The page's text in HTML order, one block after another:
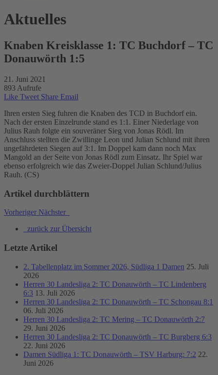
Aktuelles
Knaben Kreisklasse 1: TC Buchdorf – TC
Donauwörth 1:5
21. Juni 2021
893 Aufrufe
Like Tweet Share Email
Ihren ersten Sieg fuhren die Knaben des TCD in Buchdorf ein.
Nach der ersten Einzelrunde stand es 1:1. Einer Niederlage von
Julius Rauh folgte ein souveräner Sieg von Jonas Rödl. Im
Anschluss stellten die Zwillinge Leon und Julian Schlund mit ihren
ungefährdeten Siegen auf 3:1. Im Doppel kam dann noch Max
Mangold an der Seite von Jonas Rödl zum Einsatz. Ihr Spiel war
ebenso erfolgreich wie das Zweier-Doppel Julian Schlund/Julius
Rauh. (CS)
Artikel durchblättern
Vorheriger Nächster
zurück zur Übersicht
Letzte Artikel
2. Tabellenplatz im Sommer 2026, Südliga 1 Damen 25. Juli
2026
Herren 30 Landesliga 2: TC Donauwörth – TC Lindenberg
6:3 13. Juli 2026
Herren 30 Landesliga 2: TC Donauwörth – TC Schongau 8:1
06. Juli 2026
Herren 30 Landesliga 2: TC Mering – TC Donauwörth 2:7
29. Juni 2026
Herren 30 Landesliga 2: TC Donauwörth – TC Burgberg 6:3
22. Juni 2026
Damen Südliga 1: TC Donauwörth – TSV Harburg: 7:2 22.
Juni 2026